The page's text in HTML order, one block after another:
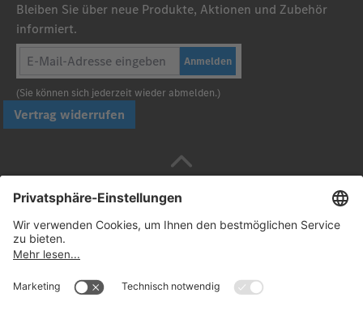
Bleiben Sie über neue Produkte, Aktionen und Zubehör
informiert.
Anmelden
(Sie können sich jederzeit wieder abmelden.)
Vertrag widerrufen
Sicher bezahlen mit